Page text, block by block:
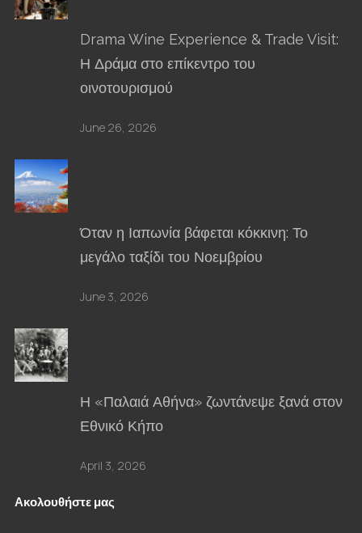
Drama Wine Experience & Trade Visit:
Η Δράμα στο επίκεντρο του
οινοτουρισμού
June 26, 2026
Όταν η Ιαπωνία βάφεται κόκκινη: Το
μεγάλο ταξίδι του Νοεμβρίου
June 3, 2026
Η «Παλαιά Αθήνα» ζωντάνεψε ξανά στον
Εθνικό Κήπο
April 3, 2026
Ακολουθήστε μας